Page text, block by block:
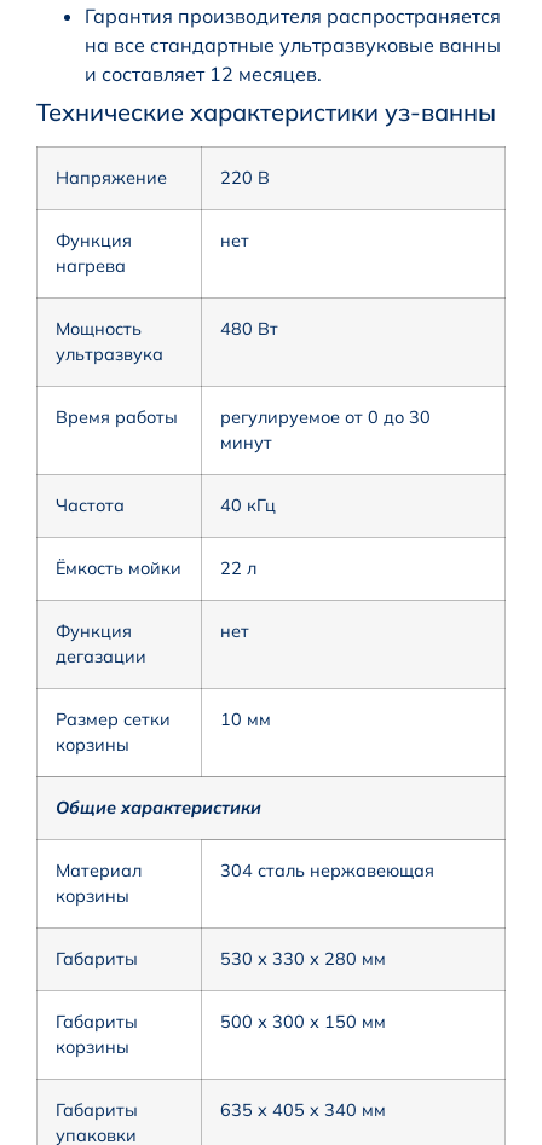
Гарантия производителя распространяется
на все стандартные ультразвуковые ванны
и составляет 12 месяцев.
Технические характеристики уз-ванны
Напряжение 220 В
Функция
нагрева
нет
Мощность
ультразвука
480 Вт
Время работы
регулируемое от 0 до 30
минут
Частота 40 кГц
Ёмкость мойки 22 л
Функция
дегазации
нет
Размер сетки
корзины
10 мм
Общие характеристики
Материал
корзины
304 сталь нержавеющая
Габариты 530 х 330 х 280 мм
Габариты
корзины
500 х 300 х 150 мм
Габариты
упаковки
635 x 405 x 340 мм